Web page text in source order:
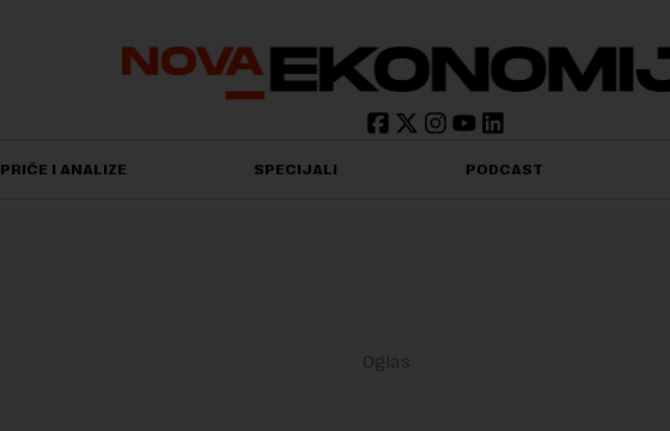
PRIČE I ANALIZE SPECIJALI PODCAST